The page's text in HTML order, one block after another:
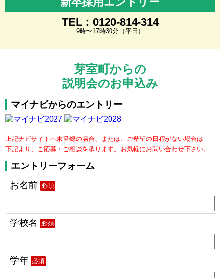
TEL：0120-814-314
9時〜17時30分（平日）
芽室町からの
説明会のお申込み
マイナビからのエントリー
上記ナビサイトへ未登録の場合、または、ご希望の日程がない場合は
下記より、ご応募・ご相談を承ります。お気軽にお問い合わせ下さい。
エントリーフォーム
お名前 必須
学校名 必須
学年 必須